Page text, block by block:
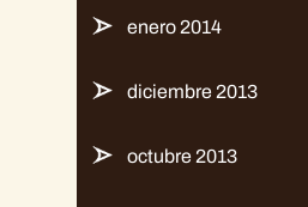
enero 2014
diciembre 2013
octubre 2013